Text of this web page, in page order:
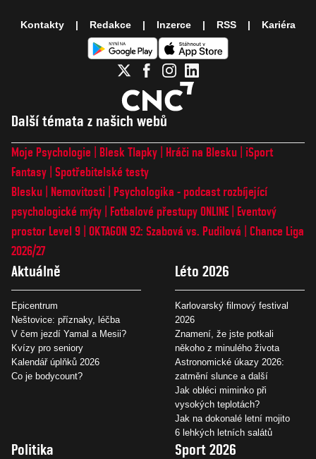
Další témata z našich webů
Moje Psychologie Blesk Tlapky Hráči na Blesku
iSport
Fantasy Spotřebitelské testy
Blesku
Nemovitosti
Psychologika - podcast rozbíjející
psychologické mýty
Fotbalové přestupy ONLINE
Eventový
prostor Level 9 OKTAGON 92: Szabová vs. Pudilová
Chance Liga
2026/27
Aktuálně
Epicentrum
Neštovice: příznaky, léčba
V čem jezdí Yamal a Mesii?
Kvízy pro seniory
Kalendář úplňků 2026
Co je bodycount?
Léto 2026
Karlovarský filmový festival
2026
Znamení, že jste potkali
někoho z minulého života
Astronomické úkazy 2026:
zatmění slunce a další
Jak obléci miminko při
vysokých teplotách?
Jak na dokonalé letní mojito
6 lehkých letních salátů
Politika Sport 2026
Kontakty Redakce Inzerce RSS Kariéra